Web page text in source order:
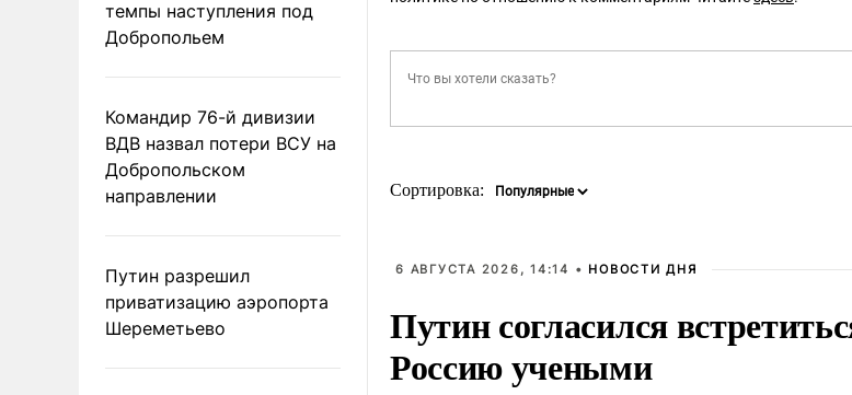
темпы наступления под
Добропольем
Командир 76-й дивизии
ВДВ назвал потери ВСУ на
Добропольском
направлении
Путин разрешил
приватизацию аэропорта
Шереметьево
Сортировка:
6 АВГУСТА 2026, 14:14 • НОВОСТИ ДНЯ
Путин согласился
Россию учеными